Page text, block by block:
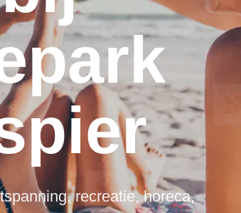
recreatie, horeca,